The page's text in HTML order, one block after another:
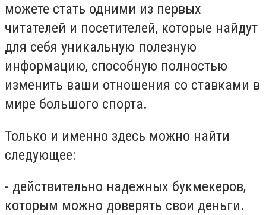
можете стать одними из первых
читателей и посетителей, которые найдут
для себя уникальную полезную
информацию, способную полностью
изменить ваши отношения со ставками в
мире большого спорта.
Только и именно здесь можно найти
следующее:
- действительно надежных букмекеров,
которым можно доверять свои деньги.